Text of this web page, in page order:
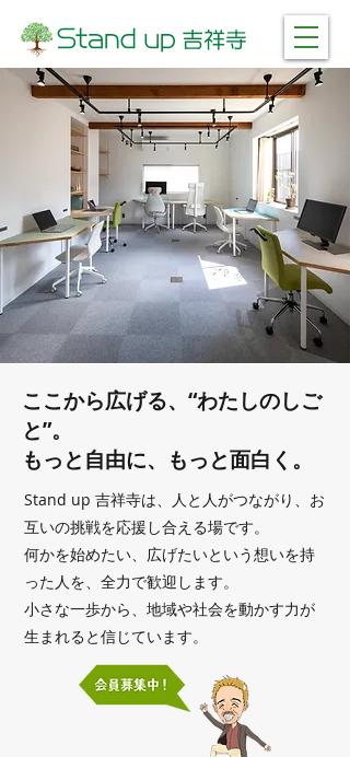
ここから広げる、“わたしのしご
と”。
もっと自由に、もっと面白く。
Stand up 吉祥寺は、人と人がつながり、お
互いの挑戦を応援し合える場です。
何かを始めたい、広げたいという想いを持
った人を、全力で歓迎します。
小さな一歩から、地域や社会を動かす力が
生まれると信じています。